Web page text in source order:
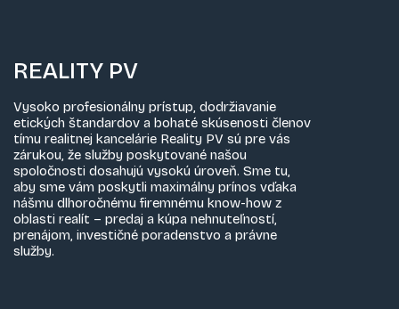
REALITY PV
Vysoko profesionálny prístup, dodržiavanie
etických štandardov a bohaté skúsenosti členov
tímu realitnej kancelárie Reality PV sú pre vás
zárukou, že služby poskytované našou
spoločnosti dosahujú vysokú úroveň. Sme tu,
aby sme vám poskytli maximálny prínos vďaka
nášmu dlhoročnému firemnému know-how z
oblasti realít – predaj a kúpa nehnuteľností,
prenájom, investičné poradenstvo a právne
služby.